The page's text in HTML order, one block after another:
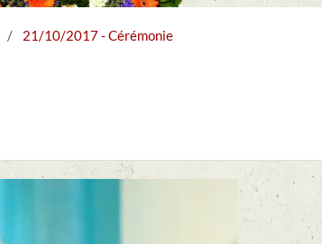
21/10/2017 - Cérémonie